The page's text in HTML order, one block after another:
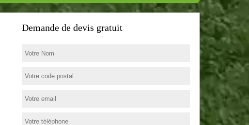
Demande de devis gratuit